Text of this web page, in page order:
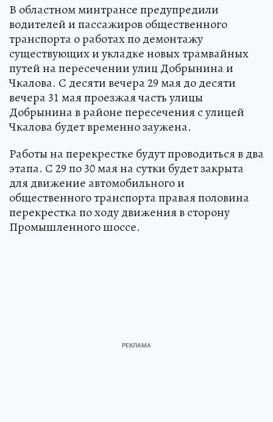
В областном минтрансе предупредили
водителей и пассажиров общественного
транспорта о работах по демонтажу
существующих и укладке новых трамвайных
путей на пересечении улиц Добрынина и
Чкалова. С десяти вечера 29 мая до десяти
вечера 31 мая проезжая часть улицы
Добрынина в районе пересечения с улицей
Чкалова будет временно заужена.
Работы на перекрестке будут проводиться в два
этапа. С 29 по 30 мая на сутки будет закрыта
для движение автомобильного и
общественного транспорта правая половина
перекрестка по ходу движения в сторону
Промышленного шоссе.